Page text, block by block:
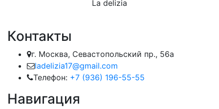
La delizia
Контакты
г. Москва, Севастопольский пр., 56а
ladelizia17@gmail.com
Телефон: +7 (936) 196-55-55
Навигация